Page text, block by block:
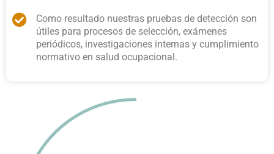
Como resultado nuestras pruebas de detección son
útiles para procesos de selección, exámenes
periódicos, investigaciones internas y cumplimiento
normativo en salud ocupacional.